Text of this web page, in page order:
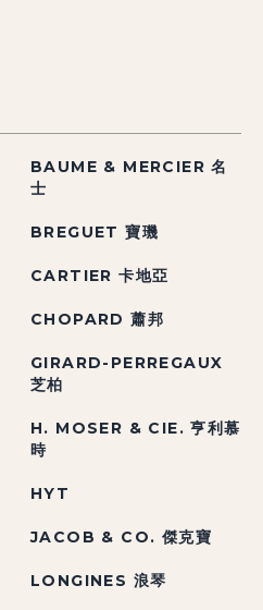
BAUME & MERCIER 名
士
BREGUET 寶璣
CARTIER 卡地亞
CHOPARD 蕭邦
GIRARD-PERREGAUX
芝柏
H. MOSER & CIE. 亨利慕
時
HYT
JACOB & CO. 傑克寶
LONGINES 浪琴